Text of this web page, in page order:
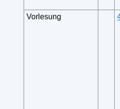
Vorlesung